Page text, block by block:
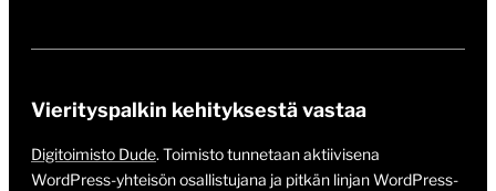
Vierityspalkin kehityksestä vastaa
Digitoimisto Dude. Toimisto tunnetaan aktiivisena
WordPress-yhteisön osallistujana ja pitkän linjan WordPress-